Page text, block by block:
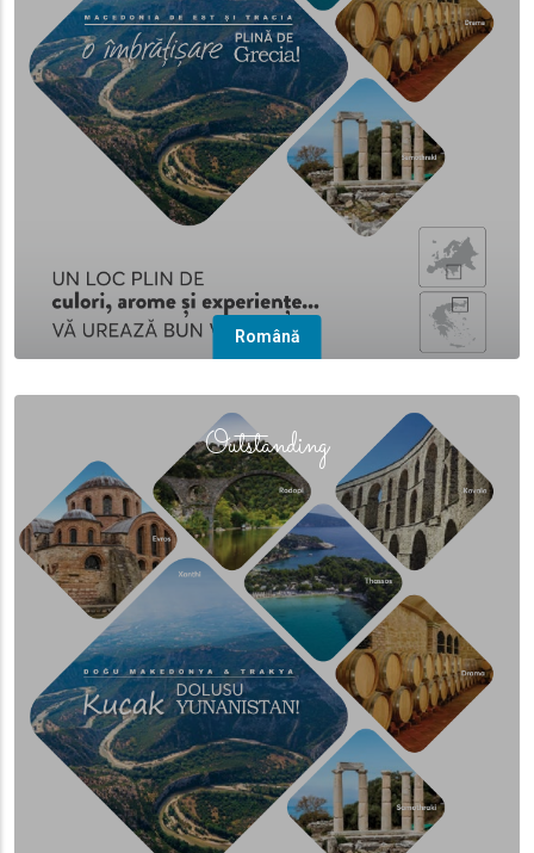
Română
Outstanding